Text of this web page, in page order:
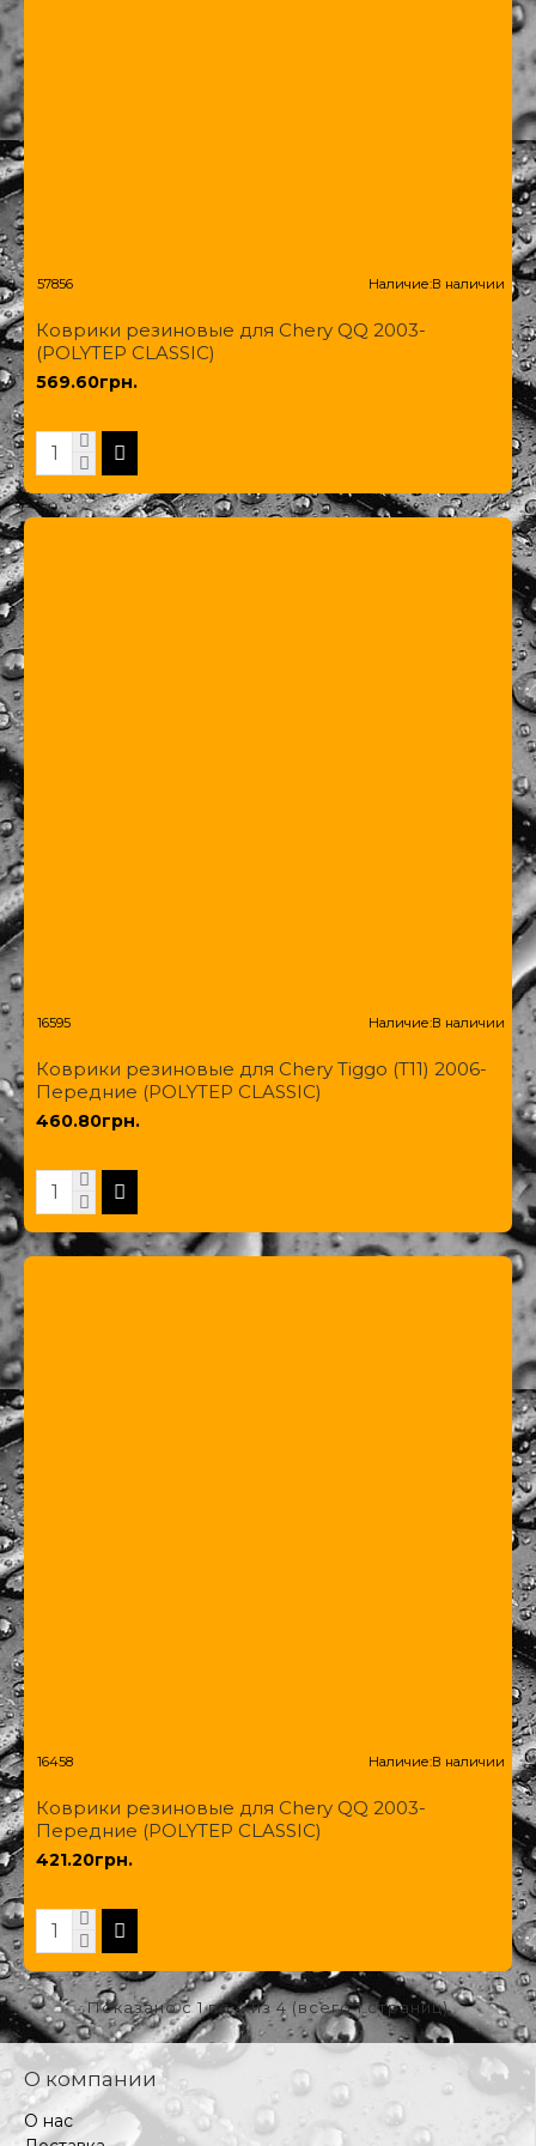
57856 Наличие:В наличии
Коврики резиновые для Chery QQ 2003-
(POLYTEP CLASSIC)
569.60грн.
16595 Наличие:В наличии
Коврики резиновые для Chery Tiggo (Т11) 2006-
Передние (POLYTEP CLASSIC)
460.80грн.
16458 Наличие:В наличии
Коврики резиновые для Chery QQ 2003-
Передние (POLYTEP CLASSIC)
421.20грн.
Показано с 1 по 4 из 4 (всего 1 страниц)
О компании
О нас